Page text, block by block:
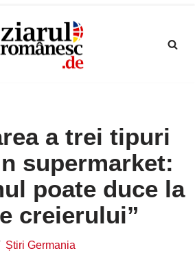
a trei tipuri
supermarket:
poate duce la
creierului”
Știri Germania